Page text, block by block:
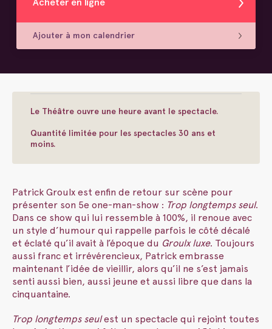
Ajouter à mon calendrier
Le Théâtre ouvre une heure avant le spectacle.
Quantité limitée pour les spectacles 30 ans et
moins.
Patrick Groulx est enfin de retour sur scène pour
présenter son 5e one-man-show : Trop longtemps seul.
Dans ce show qui lui ressemble à 100%, il renoue avec
un style d’humour qui rappelle parfois le côté décalé
et éclaté qu’il avait à l’époque du Groulx luxe. Toujours
aussi franc et irrévérencieux, Patrick embrasse
maintenant l’idée de vieillir, alors qu’il ne s’est jamais
senti aussi bien, aussi jeune et aussi libre que dans la
cinquantaine.
Trop longtemps seulest un spectacle qui rejoint toutes